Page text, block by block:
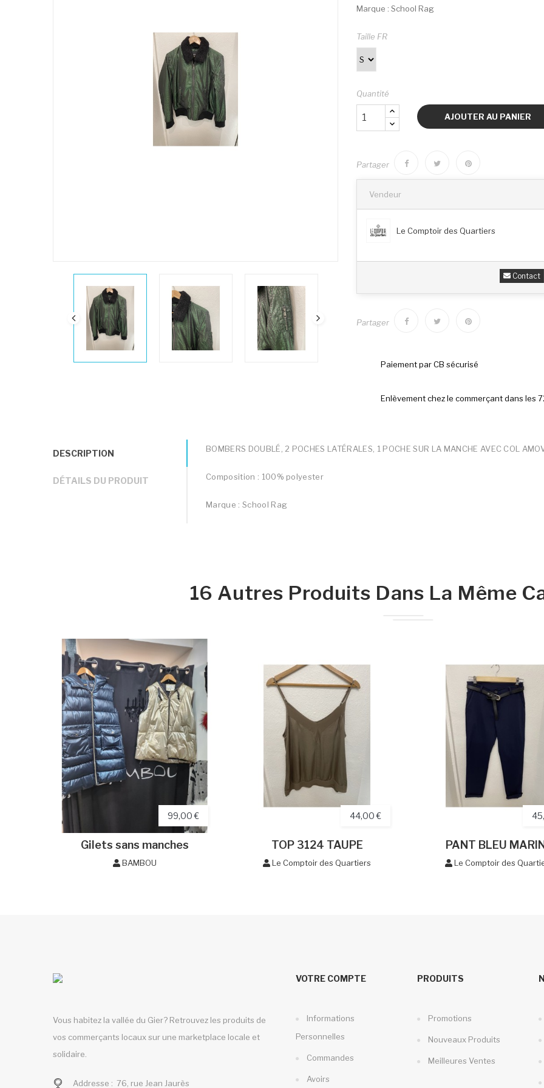
Marque : School Rag
Taille FR
Quantité
AJOUTER AU PANIER
Partager
Vendeur
Le Comptoir des Quartiers
Contact
Partager
Paiement par CB sécurisé
Enlèvement chez le commerçant dans les
DESCRIPTION
DÉTAILS DU PRODUIT
BOMBERS DOUBLÉ, 2 POCHES LATÉRALES, 1 POCHE SUR LA MANCHE AVEC COL
Composition : 100% polyester
Marque : School Rag
16 Autres Produits Dans La Même
99,00 €
Gilets sans manches
BAMBOU
44,00 €
TOP 3124 TAUPE
Le Comptoir des Quartiers
PANT BLEU
Le Comptoir des
Vous habitez la vallée du Gier? Retrouvez les produits de
vos commerçants locaux sur une marketplace locale et
solidaire.
Addresse : 76, rue Jean Jaurès
VOTRE COMPTE
Informations
Personnelles
Commandes
Avoirs
PRODUITS
Promotions
Nouveaux Produits
Meilleures Ventes